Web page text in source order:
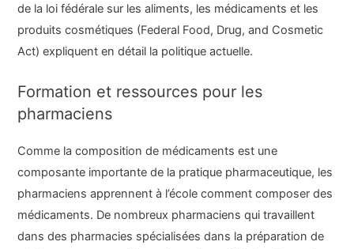
de la loi fédérale sur les aliments, les médicaments et les
produits cosmétiques (Federal Food, Drug, and Cosmetic
Act) expliquent en détail la politique actuelle.
Formation et ressources pour les
pharmaciens
Comme la composition de médicaments est une
composante importante de la pratique pharmaceutique, les
pharmaciens apprennent à l’école comment composer des
médicaments. De nombreux pharmaciens qui travaillent
dans des pharmacies spécialisées dans la préparation de